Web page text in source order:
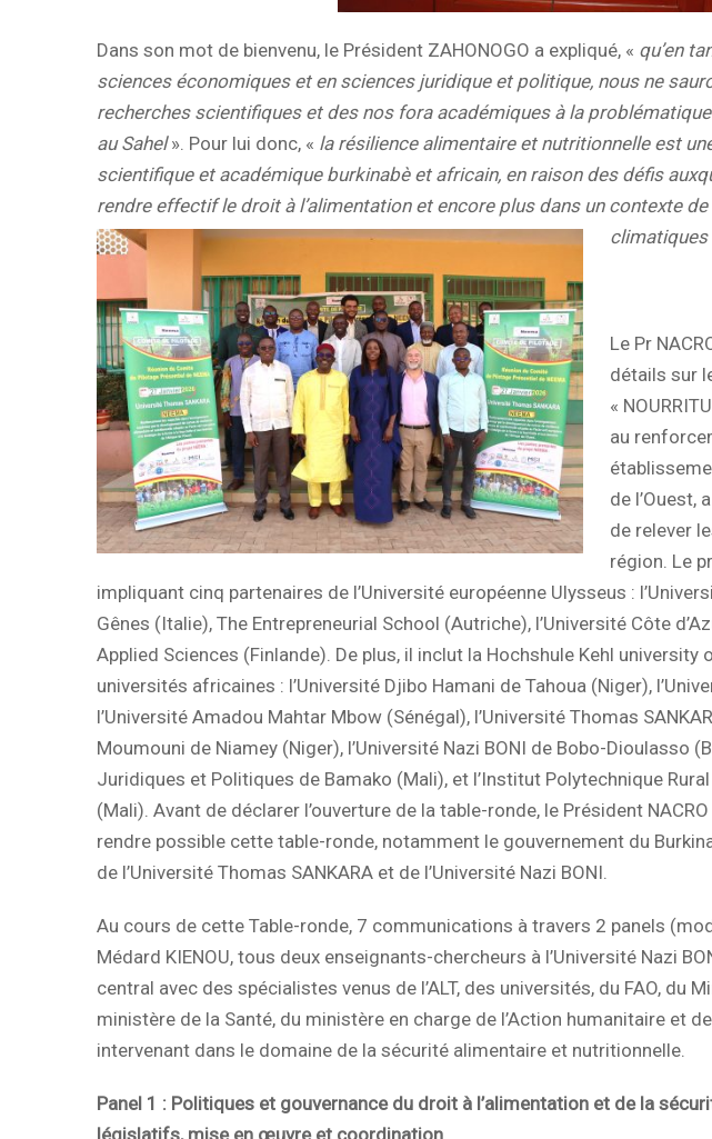
Dans son mot de bienvenu, le Président ZAHONOGO a expliqué, « qu’en
sciences économiques et en sciences juridique et politique, nous ne
recherches scientifiques et des nos fora académiques à la
au Sahel». Pour lui donc, « la résilience alimentaire et nutritionnelle est
scientifique et académique burkinabè et africain, en raison des défis
rendre effectif le droit à l’alimentation et encore plus dans un contexte
climatiques
Le Pr
détails sur
«
au
de l’Ouest,
de relever
région. Le
impliquant cinq partenaires de l’Université européenne Ulysseus :
Gênes (Italie), The Entrepreneurial School (Autriche), l’Université Côte
Applied Sciences (Finlande). De plus, il inclut la Hochshule Kehl
universités africaines : l’Université Djibo Hamani de Tahoua (Niger),
l’Université Amadou Mahtar Mbow (Sénégal), l’Université Thomas
Moumouni de Niamey (Niger), l’Université Nazi BONI de Bobo-Dioulasso
Juridiques et Politiques de Bamako (Mali), et l’Institut Polytechnique
(Mali). Avant de déclarer l’ouverture de la table-ronde, le Président
rendre possible cette table-ronde, notamment le gouvernement du
de l’Université Thomas SANKARA et de l’Université Nazi BONI.
Au cours de cette Table-ronde, 7 communications à travers 2 panels
Médard KIENOU, tous deux enseignants-chercheurs à l’Université Nazi
central avec des spécialistes venus de l’ALT, des universités, du FAO, du
ministère de la Santé, du ministère en charge de l’Action humanitaire et
intervenant dans le domaine de la sécurité alimentaire et nutritionnelle.
Panel 1 : Politiques et gouvernance du droit à l’alimentation et de la
législatifs, mise en œuvre et coordination